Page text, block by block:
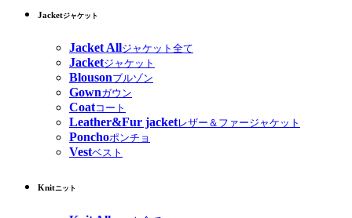
Jacketジャケット
Jacket Allジャケット全て
Jacketジャケット
Blousonブルゾン
Gownガウン
Coatコート
Leather&Fur jacketレザー＆ファージャケット
Ponchoポンチョ
Vestベスト
Knitニット